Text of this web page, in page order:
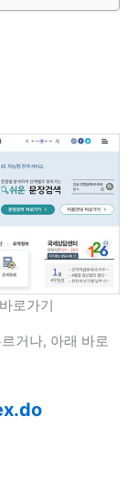
로가기
거나, 아래 바로